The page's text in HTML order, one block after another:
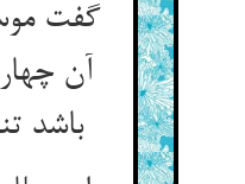
گفت
آن
باشد